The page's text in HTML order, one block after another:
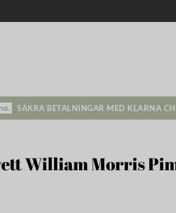
SÄKRA BETALNINGAR MED KLARNA
William Morris